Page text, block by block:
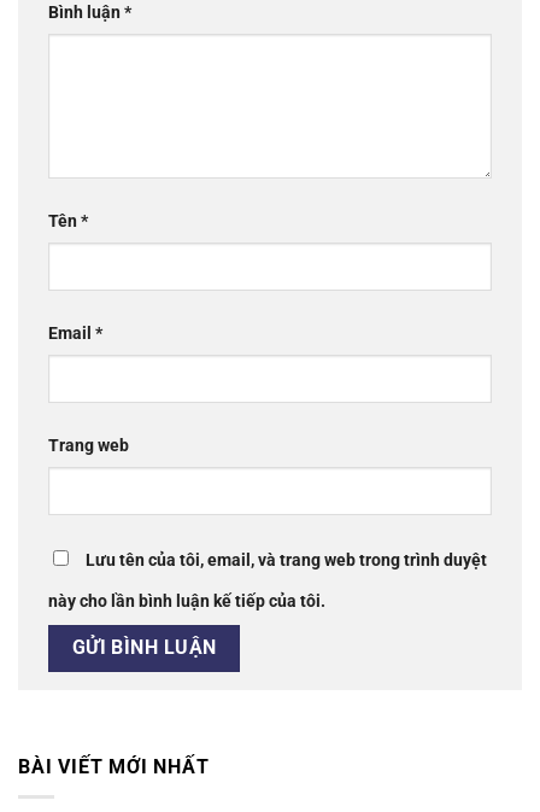
Bình luận*
Tên*
Email *
Trang web
Lưu tên của tôi, email, và trang web trong trình duyệt
này cho lần bình luận kế tiếp của tôi.
BÀI VIẾT MỚI NHẤT